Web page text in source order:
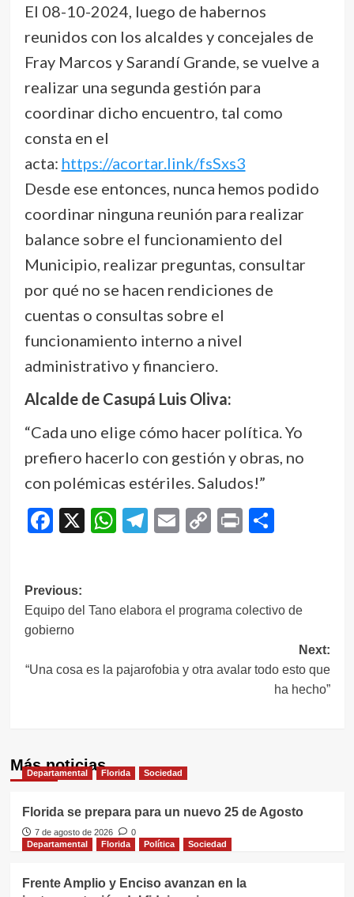
El 08-10-2024, luego de habernos
reunidos con los alcaldes y concejales de
Fray Marcos y Sarandí Grande, se vuelve a
realizar una segunda gestión para
coordinar dicho encuentro, tal como
consta en el
acta: https://acortar.link/fsSxs3
Desde ese entonces, nunca hemos podido
coordinar ninguna reunión para realizar
balance sobre el funcionamiento del
Municipio, realizar preguntas, consultar
por qué no se hacen rendiciones de
cuentas o consultas sobre el
funcionamiento interno a nivel
administrativo y financiero.
Alcalde de Casupá Luis Oliva:
“Cada uno elige cómo hacer política. Yo
prefiero hacerlo con gestión y obras, no
con polémicas estériles. Saludos!”
Facebook
X WhatsApp
Telegram
EmailCopy
Print
Navegación
de
entradas
Previous:
Equipo del Tano elabora el programa colectivo de
gobierno
Next:
“Una cosa es la pajarofobia y otra avalar todo esto que
ha hecho”
Más noticias
Departamental Florida Sociedad
Florida se prepara para un nuevo 25 de Agosto
7 de agosto de 2026
0
Departamental
Florida Política Sociedad
Frente Amplio y Enciso avanzan en la